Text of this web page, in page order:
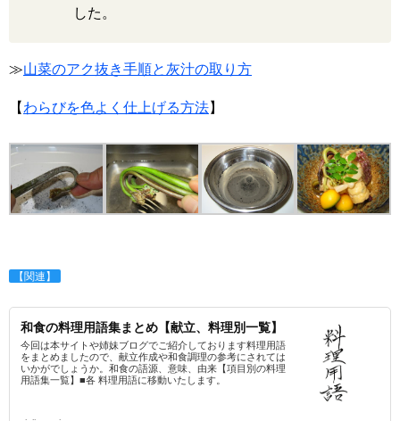
した。
≫山菜のアク抜き手順と灰汁の取り方
【 わらびを色よく仕上げる方法】
【関連】
和食の料理用語集まとめ【献立、料理別一覧】
今回は本サイトや姉妹ブログでご紹介しております料理用語
をまとめましたので、献立作成や和食調理の参考にされては
いかがでしょうか。和食の語源、意味、由来【項目別の料理
用語集一覧】■各 料理用語に移動いたします。